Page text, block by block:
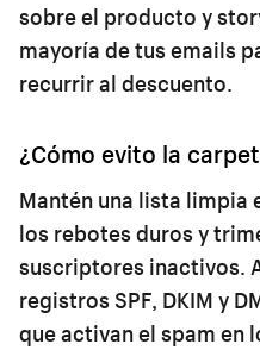
sobre el producto y
mayoría de tus emails
recurrir al descuento.
¿Cómo evito la
Mantén una lista limpia
los rebotes duros y
suscriptores inactivos.
registros SPF, DKIM y
que activan el spam en